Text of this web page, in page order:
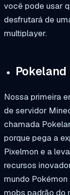
você pode usar
desfrutará de
multiplayer.
Pokeland
Nossa primeira
de servidor
chamada
porque pega a
Pixelmon e a
recursos
mundo
mobs padrão do